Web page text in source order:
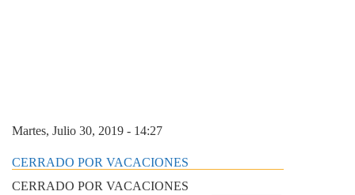
Martes, Julio 30, 2019 - 14:27
CERRADO POR VACACIONES
CERRADO POR VACACIONES